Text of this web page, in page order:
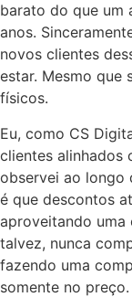
barato do que um
anos.
novos clientes
estar. Mesmo que
físicos.
Eu, como CS
clientes alinhados
observei ao longo
é que descontos
aproveitando uma
talvez, nunca
fazendo uma
somente no preço.